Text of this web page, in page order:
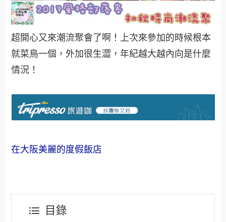
超開心又來潮流聚會了啊！上次來參加的時候根本
就菜鳥一個，外加很生澀，年紀越大越內向是什麼
情況！
在大阪美麗的度假飯店
目錄